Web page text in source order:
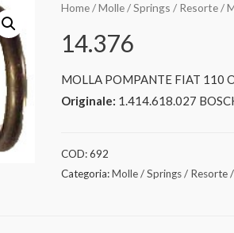
Home/Molle / Springs / Resorte /
14.376
MOLLA POMPANTE FIAT 110
Originale: 1.414.618.027
COD:692
Categoria:Molle / Springs / Resorte